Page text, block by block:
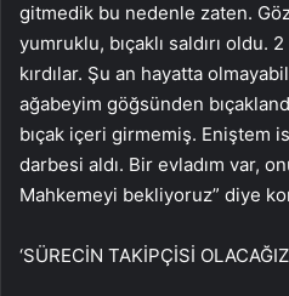
gitmedik bu nedenle zaten.
yumruklu, bıçaklı saldırı oldu.
kırdılar. Şu an hayatta
ağabeyim göğsünden
bıçak içeri girmemiş. Eniştem
darbesi aldı. Bir evladım var,
Mahkemeyi bekliyoruz” diye
‘SÜRECİN TAKİPÇİSİ